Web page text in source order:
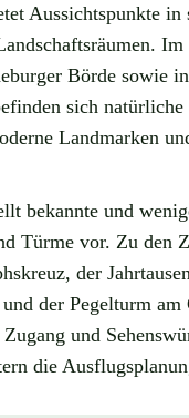
Aussichtspunkte in
Börde sowie
sich
Landmarken
bekannte und
Türme vor. Zu den
der
der Pegelturm am
und
die